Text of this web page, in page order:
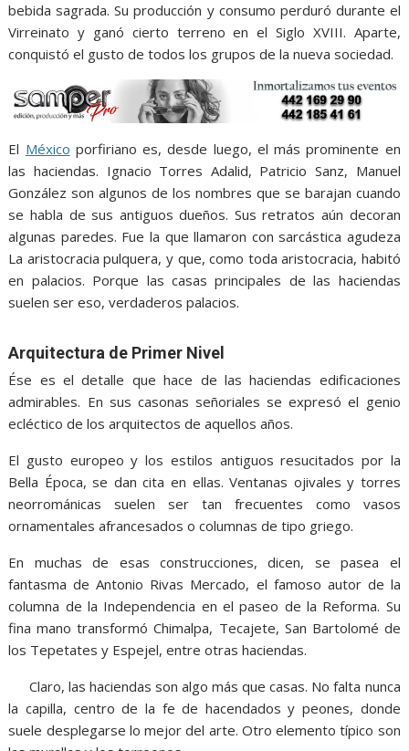
bebida sagrada. Su producción y consumo perduró durante el
Virreinato y ganó cierto terreno en el Siglo XVIII. Aparte,
conquistó el gusto de todos los grupos de la nueva sociedad.
El México porfiriano es, desde luego, el más prominente en
las haciendas. Ignacio Torres Adalid, Patricio Sanz, Manuel
González son algunos de los nombres que se barajan cuando
se habla de sus antiguos dueños. Sus retratos aún decoran
algunas paredes. Fue la que llamaron con sarcástica agudeza
La aristocracia pulquera, y que, como toda aristocracia, habitó
en palacios. Porque las casas principales de las haciendas
suelen ser eso, verdaderos palacios.
Arquitectura de Primer Nivel
Ése es el detalle que hace de las haciendas edificaciones
admirables. En sus casonas señoriales se expresó el genio
ecléctico de los arquitectos de aquellos años.
El gusto europeo y los estilos antiguos resucitados por la
Bella Época, se dan cita en ellas. Ventanas ojivales y torres
neorrománicas suelen ser tan frecuentes como vasos
ornamentales afrancesados o columnas de tipo griego.
En muchas de esas construcciones, dicen, se pasea el
fantasma de Antonio Rivas Mercado, el famoso autor de la
columna de la Independencia en el paseo de la Reforma. Su
fina mano transformó Chimalpa, Tecajete, San Bartolomé de
los Tepetates y Espejel, entre otras haciendas.
Claro, las haciendas son algo más que casas. No falta nunca
la capilla, centro de la fe de hacendados y peones, donde
suele desplegarse lo mejor del arte. Otro elemento típico son